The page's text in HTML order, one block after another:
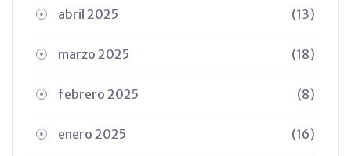
abril 2025 (13)
marzo 2025 (18)
febrero 2025 (8)
enero 2025 (16)